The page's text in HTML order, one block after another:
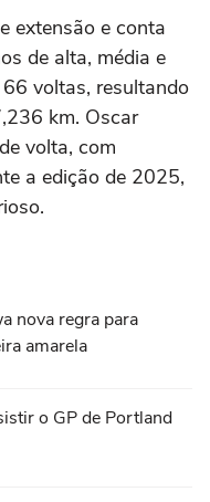
extensão e conta
de alta, média e
voltas, resultando
km. Oscar
volta, com
a edição de 2025,
nova regra para
amarela
o GP de Portland